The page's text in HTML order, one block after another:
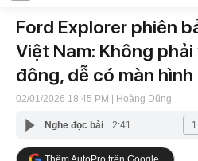
Ford Explorer phiên
Việt Nam: Không
đông, dễ có màn
02/01/2026 18:45 PM | Hoàng Dũng
Nghe đọc bài 2:41